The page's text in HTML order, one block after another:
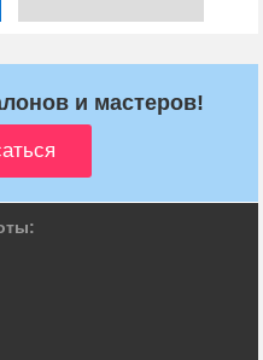
и мастеров!